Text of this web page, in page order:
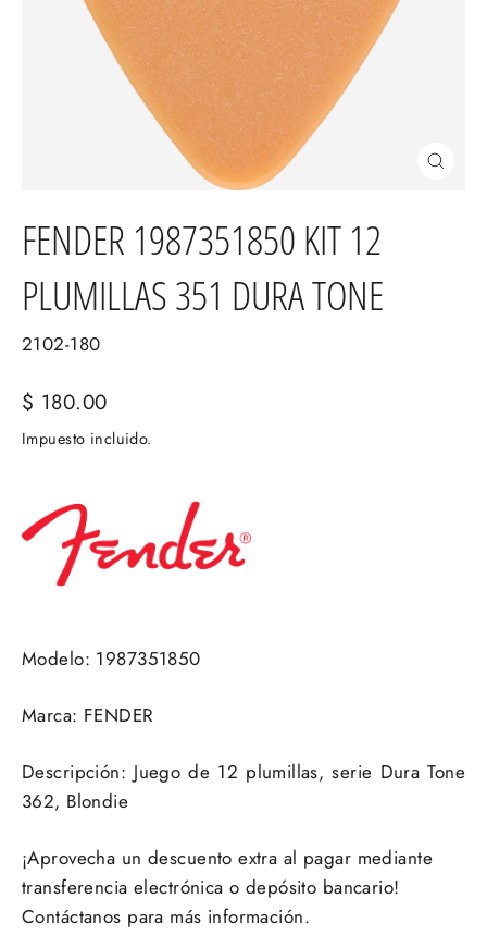
FENDER 1987351850 KIT 12
PLUMILLAS 351 DURA TONE
2102-180
Precio
habitual
$ 180.00
Impuesto incluido.
Modelo: 1987351850
Marca: FENDER
Descripción: Juego de 12 plumillas, serie Dura Tone
362, Blondie
¡Aprovecha un descuento extra al pagar mediante
transferencia electrónica o depósito bancario!
Contáctanos para más información.